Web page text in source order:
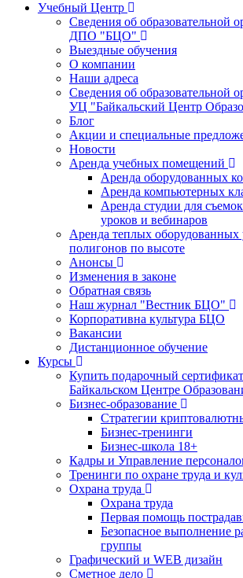
Учебный Центр
Сведения об образовательной
ДПО "БЦО"
Выездные обучения
О компании
Наши адреса
Сведения об образовательной
УЦ "Байкальский Центр
Блог
Акции и специальные
Новости
Аренда учебных помещений
Аренда оборудованных
Аренда компьютерных
Аренда студии для
уроков и вебинаров
Аренда теплых оборудованных
полигонов по высоте
Анонсы
Изменения в законе
Обратная связь
Наш журнал "Вестник БЦО"
Корпоративна культура БЦО
Вакансии
Дистанционное обучение
Курсы
Купить подарочный
Байкальском Центре
Бизнес-образование
Стратегии
Бизнес-тренинги
Бизнес-школа 18+
Кадры и Управление
Тренинги по охране труда и
Охрана труда
Охрана труда
Первая помощь
Безопасное выполнение
группы
Графический и WEB дизайн
Сметное дело